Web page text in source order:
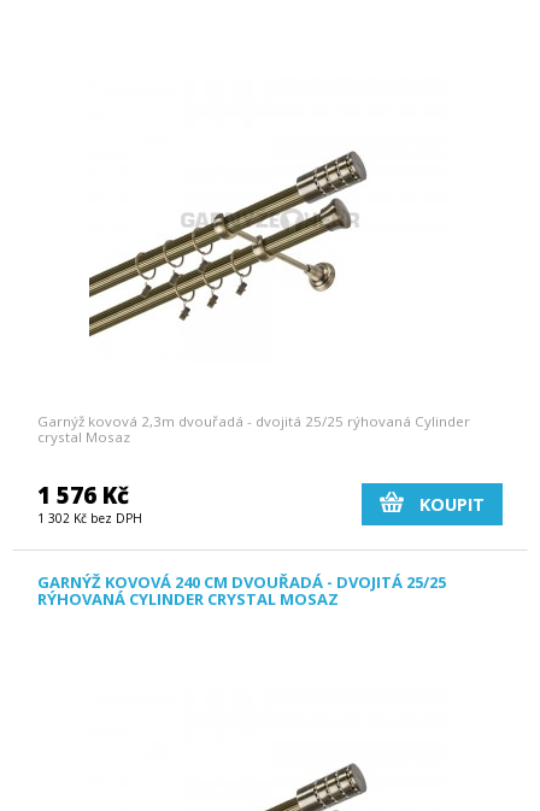
Garnýž kovová 2,3m dvouřadá - dvojitá 25/25 rýhovaná Cylinder
crystal Mosaz
1 576 Kč
1 302 Kč bez DPH
KOUPIT
GARNÝŽ KOVOVÁ 240 CM DVOUŘADÁ - DVOJITÁ 25/25
RÝHOVANÁ CYLINDER CRYSTAL MOSAZ